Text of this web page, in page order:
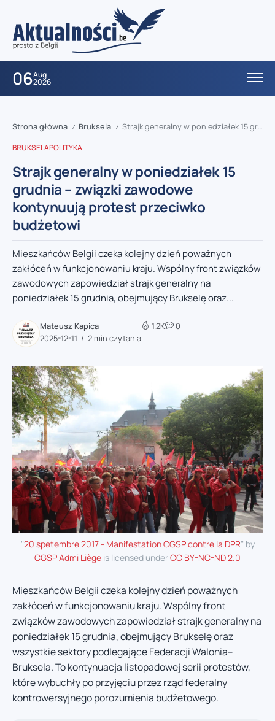
06Aug
2026
Strona główna / Bruksela / Strajk generalny w poniedziałek 15 grudnia – związki zawodowe kontynuują protest przeciwko budżetowi
BRUKSELAPOLITYKA
Strajk generalny w poniedziałek 15
grudnia – związki zawodowe
kontynuują protest przeciwko
budżetowi
Mieszkańców Belgii czeka kolejny dzień poważnych
zakłóceń w funkcjonowaniu kraju. Wspólny front związków
zawodowych zapowiedział strajk generalny na
poniedziałek 15 grudnia, obejmujący Brukselę oraz...
Mateusz Kapica
2025-12-11
2 min czytania
1.2K 0
"20 spetembre 2017 - Manifestation CGSP contre la DPR" by
CGSP Admi Liège is licensed underCC BY-NC-ND 2.0
Mieszkańców Belgii czeka kolejny dzień poważnych
zakłóceń w funkcjonowaniu kraju. Wspólny front
związków zawodowych zapowiedział strajk generalny na
poniedziałek 15 grudnia, obejmujący Brukselę oraz
wszystkie sektory podlegające Federacji Walonia–
Bruksela. To kontynuacja listopadowej serii protestów,
które wybuchły po przyjęciu przez rząd federalny
kontrowersyjnego porozumienia budżetowego.